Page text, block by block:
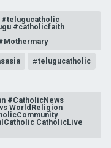
#catholicfaith
telugucatholic
#CatholicNews
WorldReligion
CatholicLive